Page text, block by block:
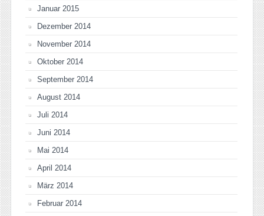
Januar 2015
Dezember 2014
November 2014
Oktober 2014
September 2014
August 2014
Juli 2014
Juni 2014
Mai 2014
April 2014
März 2014
Februar 2014